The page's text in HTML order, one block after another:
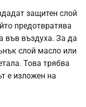
защитен слой
предотвратява
във въздуха. За да
слой масло или
Това трябва
е изложен на